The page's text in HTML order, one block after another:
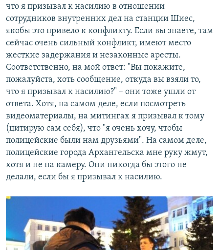
что я призывал к насилию в отношении
сотрудников внутренних дел на станции Шиес,
якобы это привело к конфликту. Если вы знаете, там
сейчас очень сильный конфликт, имеют место
жесткие задержания и незаконные аресты.
Соответственно, на мой ответ: "Вы покажите,
пожалуйста, хоть сообщение, откуда вы взяли то,
что я призывал к насилию?" – они тоже ушли от
ответа. Хотя, на самом деле, если посмотреть
видеоматериалы, на митингах я призывал к тому
(цитирую сам себя), что "я очень хочу, чтобы
полицейские были нам друзьями". На самом деле,
полицейские города Архангельска мне руку жмут,
хотя и не на камеру. Они никогда бы этого не
делали, если бы я призывал к насилию.